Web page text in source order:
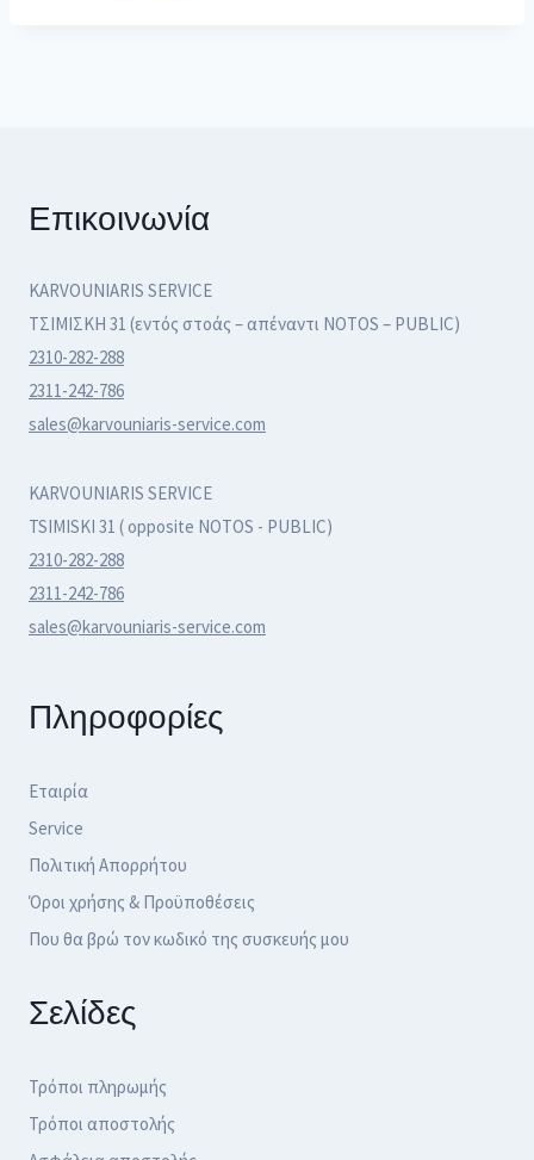
Επικοινωνία
KARVOUNIARIS SERVICE
ΤΣΙΜΙΣΚΗ 31 (εντός στοάς – απέναντι NOTOS – PUBLIC)
2310-282-288
2311-242-786
sales@karvouniaris-service.com
KARVOUNIARIS SERVICE
TSIMISKI 31 ( opposite NOTOS - PUBLIC)
2310-282-288
2311-242-786
sales@karvouniaris-service.com
Πληροφορίες
Εταιρία
Service
Πολιτική Απορρήτου
Όροι χρήσης & Προϋποθέσεις
Που θα βρώ τον κωδικό της συσκευής μου
Σελίδες
Τρόποι πληρωμής
Τρόποι αποστολής